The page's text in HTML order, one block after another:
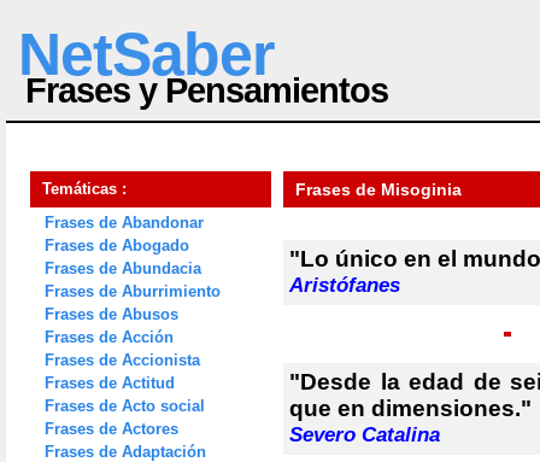
NetSaber
Frases y Pensamientos
Temáticas :
Frases de Abandonar
Frases de Abogado
Frases de Abundacia
Frases de Aburrimiento
Frases de Abusos
Frases de Acción
Frases de Accionista
Frases de Actitud
Frases de Acto social
Frases de Actores
Frases de Adaptación
Frases de Misoginia
"Lo único en el
Aristófanes
"Desde la edad de
que en dimensiones."
Severo Catalina